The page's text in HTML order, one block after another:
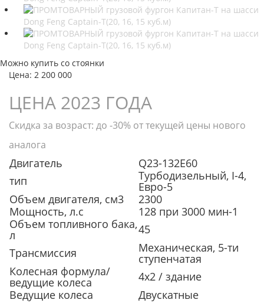
Можно купить со стоянки
Цена: 2 200 000
ЦЕНА 2023 ГОДА
Скидка за возраст: до -30% от текущей цены нового
аналога
Двигатель
Q23-132E60
тип
Турбодизельный, I-4,
Евро-5
Объем двигателя, см3
2300
Мощность, л.с
128 при 3000 мин-1
Объем топливного бака,
л
45
Трансмиссия
Механическая, 5-ти
ступенчатая
Колесная формула/
ведущие колеса
4x2 / здание
Ведущие колеса
Двускатные